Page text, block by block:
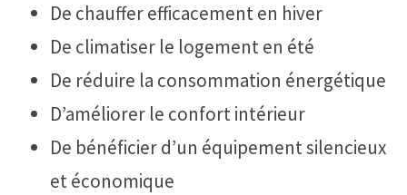
De chauffer efficacement en hiver
De climatiser le logement en été
De réduire la consommation énergétique
D’améliorer le confort intérieur
De bénéficier d’un équipement silencieux
et économique